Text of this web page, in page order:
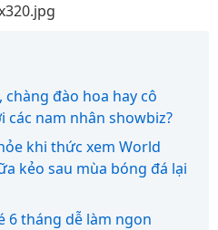
chàng đào hoa hay cô
các nam nhân showbiz?
khi thức xem World
kẻo sau mùa bóng đá lại
6 tháng dễ làm ngon